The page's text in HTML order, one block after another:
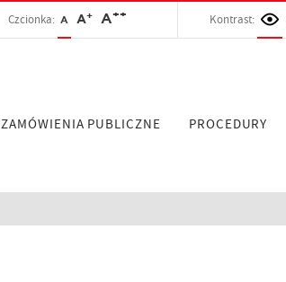
Czcionka: A A+ A++ Kontrast:
ZAMÓWIENIA PUBLICZNE PROCEDURY